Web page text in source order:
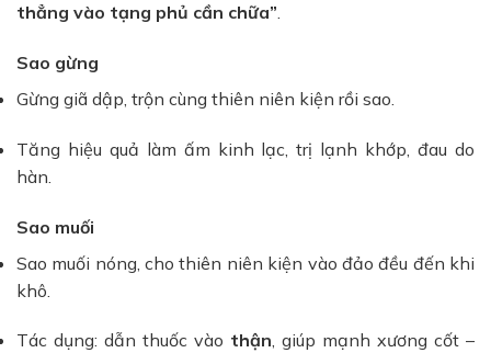
thẳng vào tạng phủ cần chữa”.
Sao gừng
Gừng giã dập, trộn cùng thiên niên kiện rồi sao.
Tăng hiệu quả làm ấm kinh lạc, trị lạnh khớp, đau do
hàn.
Sao muối
Sao muối nóng, cho thiên niên kiện vào đảo đều đến khi
khô.
Tác dụng: dẫn thuốc vào thận, giúp mạnh xương cốt –